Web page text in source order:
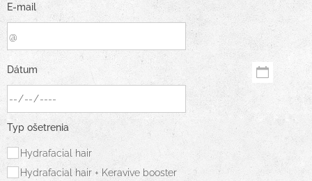
E-mail
Dátum
Typ ošetrenia
Hydrafacial hair
Hydrafacial hair + Keravive booster